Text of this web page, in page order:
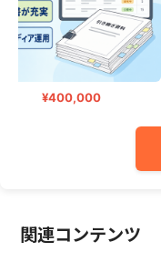
¥400,000
関連コンテンツ